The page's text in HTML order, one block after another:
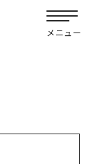
メニュー